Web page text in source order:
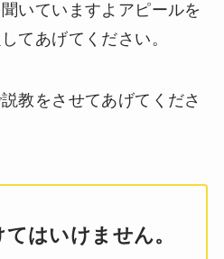
いていますよアピールを
てあげてください。
教をさせてあげてくださ
はいけません。